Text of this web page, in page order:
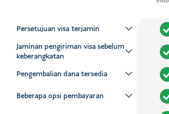
Persetujuan visa terjamin
Jaminan pengiriman visa sebelum
keberangkatan
Pengembalian dana tersedia
Beberapa opsi pembayaran